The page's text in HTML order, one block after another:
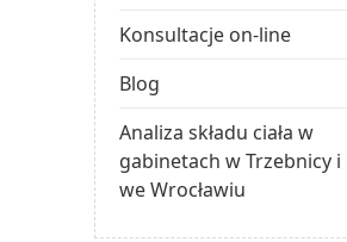
Konsultacje on-line
Blog
Analiza składu ciała w
gabinetach w Trzebnicy i
we Wrocławiu